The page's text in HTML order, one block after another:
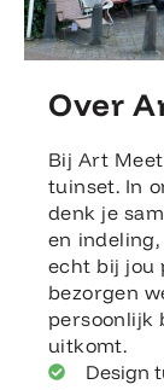
Over
Bij Art
tuinset. In
denk je
en
echt bij jou
bezorgen
persoonlijk
uitkomt.
Design